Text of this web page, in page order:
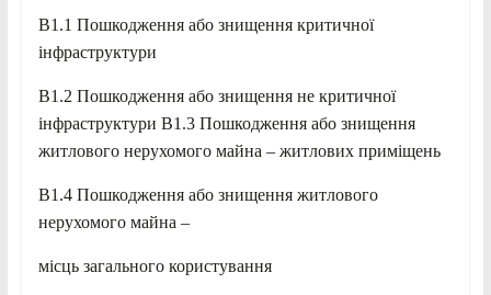
B1.1 Пошкодження або знищення критичної
інфраструктури
B1.2 Пошкодження або знищення не критичної
інфраструктури B1.3 Пошкодження або знищення
житлового нерухомого майна – житлових приміщень
B1.4 Пошкодження або знищення житлового
нерухомого майна –
місць загального користування